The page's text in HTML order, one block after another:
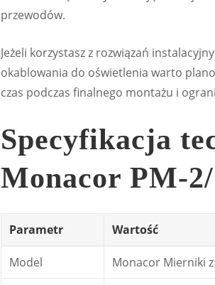
przewodów.
Jeżeli korzystasz z rozwiązań
okablowania do oświetlenia warto
czas podczas finalnego montażu i
Specyfikacja
Monacor PM-
Parametr Wartość
Model Monacor Mierniki